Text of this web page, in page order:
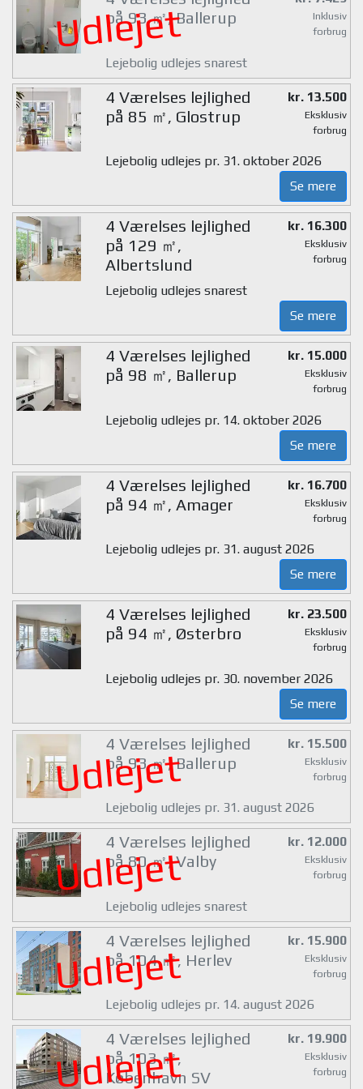
Udlejet
på 93 ㎡, Ballerup
Inklusiv
forbrug
Lejebolig udlejes snarest
4 Værelses lejlighed
på 85 ㎡, Glostrup
kr. 13.500
Eksklusiv
forbrug
Lejebolig udlejes pr. 31. oktober 2026
Se mere
4 Værelses lejlighed
på 129 ㎡,
Albertslund
kr. 16.300
Eksklusiv
forbrug
Lejebolig udlejes snarest
Se mere
4 Værelses lejlighed
på 98 ㎡, Ballerup
kr. 15.000
Eksklusiv
forbrug
Lejebolig udlejes pr. 14. oktober 2026
Se mere
4 Værelses lejlighed
på 94 ㎡, Amager
kr. 16.700
Eksklusiv
forbrug
Lejebolig udlejes pr. 31. august 2026
Se mere
4 Værelses lejlighed
på 94 ㎡, Østerbro
kr. 23.500
Eksklusiv
forbrug
Lejebolig udlejes pr. 30. november 2026
Se mere
Udlejet
4 Værelses lejlighed
på 93 ㎡, Ballerup
kr. 15.500
Eksklusiv
forbrug
Lejebolig udlejes pr. 31. august 2026
Udlejet
4 Værelses lejlighed
på 80 ㎡, Valby
kr. 12.000
Eksklusiv
forbrug
Lejebolig udlejes snarest
Udlejet
4 Værelses lejlighed
på 104 ㎡, Herlev
kr. 15.900
Eksklusiv
forbrug
Lejebolig udlejes pr. 14. august 2026
Udlejet
4 Værelses lejlighed
på 103 ㎡,
København SV
kr. 19.900
Eksklusiv
forbrug